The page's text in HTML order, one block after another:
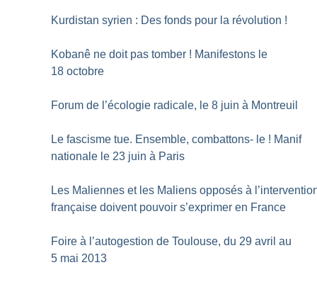
Kurdistan syrien : Des fonds pour la révolution !
Kobanê ne doit pas tomber ! Manifestons le
18 octobre
Forum de l’écologie radicale, le 8 juin à Montreuil
Le fascisme tue. Ensemble, combattons- le ! Manif
nationale le 23 juin à Paris
Les Maliennes et les Maliens opposés à
française doivent pouvoir s’exprimer en France
Foire à l’autogestion de Toulouse, du 29 avril au
5 mai 2013